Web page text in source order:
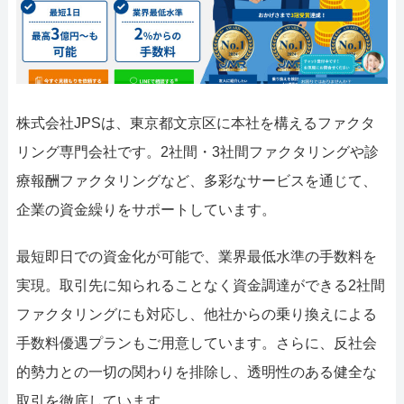
株式会社JPSは、東京都文京区に本社を構えるファクタ
リング専門会社です。2社間・3社間ファクタリングや診
療報酬ファクタリングなど、多彩なサービスを通じて、
企業の資金繰りをサポートしています。
最短即日での資金化が可能で、業界最低水準の手数料を
実現。取引先に知られることなく資金調達ができる2社間
ファクタリングにも対応し、他社からの乗り換えによる
手数料優遇プランもご用意しています。さらに、反社会
的勢力との一切の関わりを排除し、透明性のある健全な